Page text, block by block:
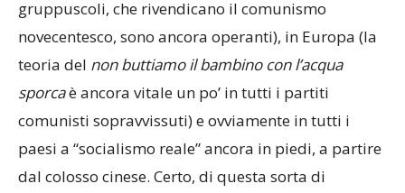
gruppuscoli, che rivendicano il comunismo
novecentesco, sono ancora operanti), in Europa (la
teoria del non buttiamo il bambino con l’acqua
sporcaè ancora vitale un po’ in tutti i partiti
comunisti sopravvissuti) e ovviamente in tutti i
paesi a “socialismo reale” ancora in piedi, a partire
dal colosso cinese. Certo, di questa sorta di